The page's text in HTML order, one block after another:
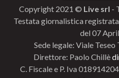
Copyright 2021 © Live srl -
Testata giornalistica
del 07
Sede legale: Viale
Direttore: Paolo Chillè
C. Fiscale e P. Iva